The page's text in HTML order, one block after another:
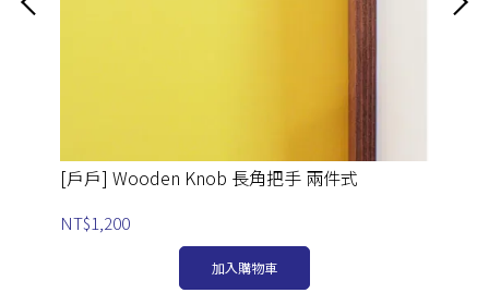
[戶戶] Wooden Knob 長角把手 兩件式
NT$1,200
加入購物車